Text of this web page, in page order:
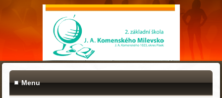
Menu